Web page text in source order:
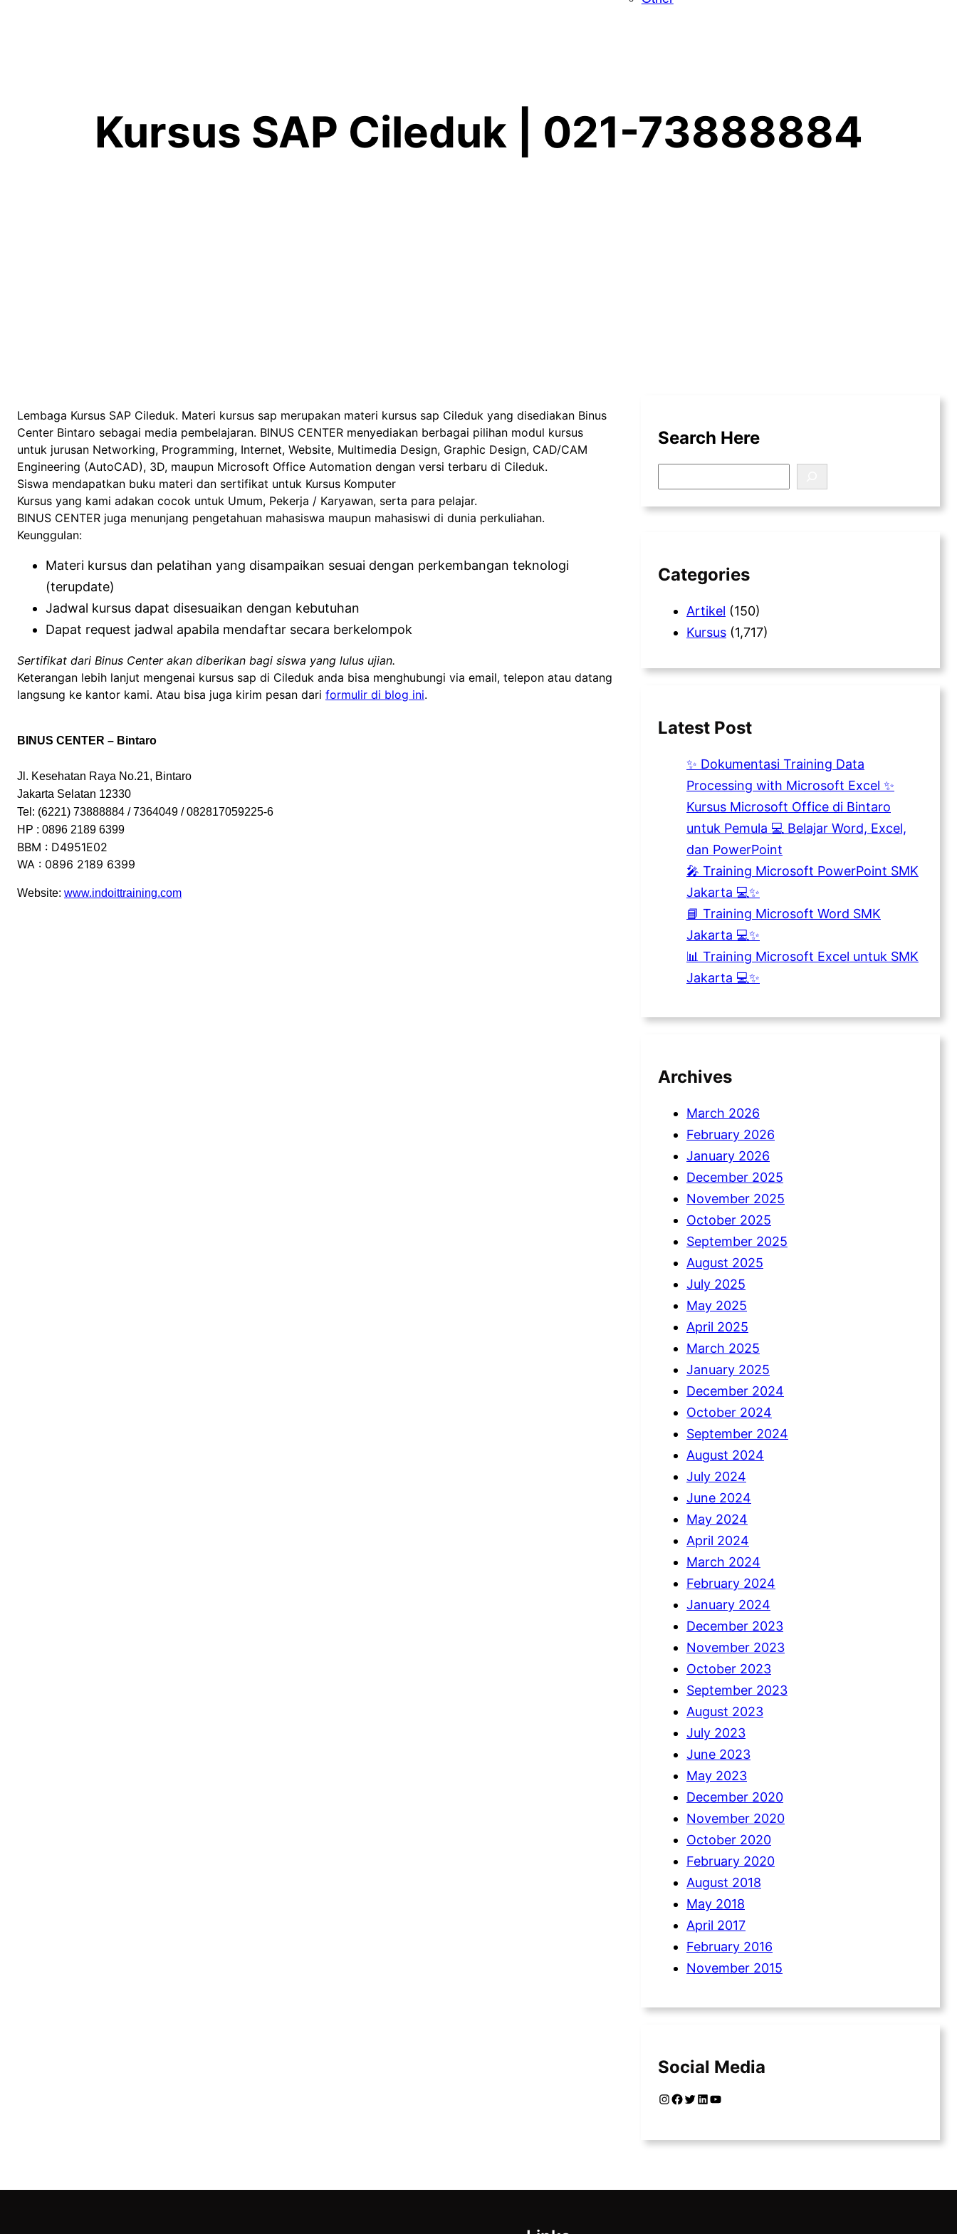
Kursus SAP Cileduk | 021-73888884
Lembaga Kursus SAP Cileduk. Materi kursus sap merupakan materi kursus sap Cileduk yang disediakan Binus
Center Bintaro sebagai media pembelajaran. BINUS CENTER menyediakan berbagai pilihan modul kursus
untuk jurusan Networking, Programming, Internet, Website, Multimedia Design, Graphic Design, CAD/CAM
Engineering (AutoCAD), 3D, maupun Microsoft Office Automation dengan versi terbaru di Cileduk.
Siswa mendapatkan buku materi dan sertifikat untuk Kursus Komputer
Kursus yang kami adakan cocok untuk Umum, Pekerja / Karyawan, serta para pelajar.
BINUS CENTER juga menunjang pengetahuan mahasiswa maupun mahasiswi di dunia perkuliahan.
Keunggulan:
Materi kursus dan pelatihan yang disampaikan sesuai dengan perkembangan teknologi
(terupdate)
Jadwal kursus dapat disesuaikan dengan kebutuhan
Dapat request jadwal apabila mendaftar secara berkelompok
Sertifikat dari Binus Center akan diberikan bagi siswa yang lulus ujian.
Keterangan lebih lanjut mengenai kursus sap di Cileduk anda bisa menghubungi via email, telepon atau datang
langsung ke kantor kami. Atau bisa juga kirim pesan dari formulir di blog ini.
BINUS CENTER – Bintaro
Jl. Kesehatan Raya No.21, Bintaro
Jakarta Selatan 12330
Tel: (6221) 73888884 / 7364049 / 082817059225-6
HP : 0896 2189 6399
BBM : D4951E02
WA : 0896 2189 6399
Website: www.indoittraining.com
Search Here
e
a
Categories
Artikel (150)
Kursus (1,717)
Latest Post
✨ Dokumentasi Training Data
Processing with Microsoft Excel ✨
Kursus Microsoft Office di Bintaro
untuk Pemula 💻 Belajar Word, Excel,
dan PowerPoint
🎤 Training Microsoft PowerPoint SMK
Jakarta 💻✨
📘 Training Microsoft Word SMK
Jakarta 💻✨
📊 Training Microsoft Excel untuk SMK
Jakarta 💻✨
Archives
March 2026
February 2026
January 2026
December 2025
November 2025
October 2025
September 2025
August 2025
July 2025
May 2025
April 2025
March 2025
January 2025
December 2024
October 2024
September 2024
August 2024
July 2024
June 2024
May 2024
April 2024
March 2024
February 2024
January 2024
December 2023
November 2023
October 2023
September 2023
August 2023
July 2023
June 2023
May 2023
December 2020
November 2020
October 2020
February 2020
August 2018
May 2018
April 2017
February 2016
November 2015
Social Media
InstagramFacebook Twitter LinkedIn YouTube